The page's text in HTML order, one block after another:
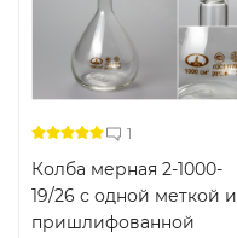
1
Колба мерная 2-1000-
19/26 с одной меткой и
пришлифованной